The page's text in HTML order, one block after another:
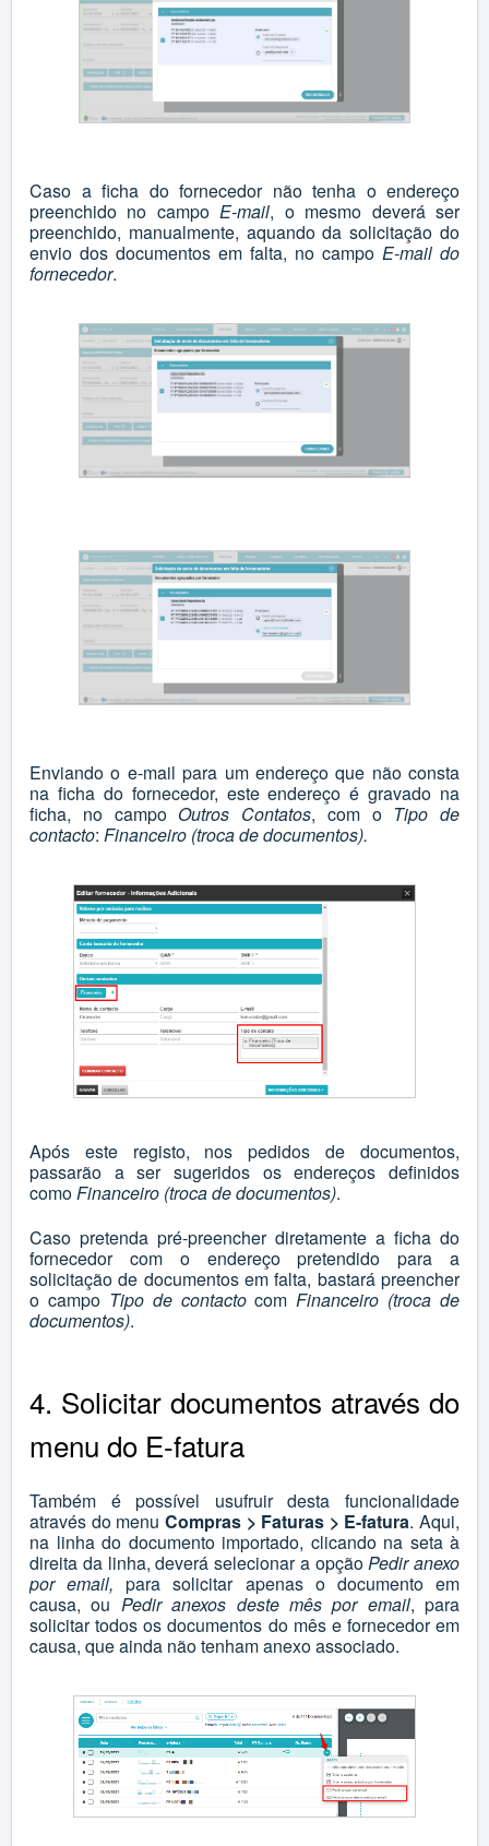
Caso a ficha do fornecedor não tenha o endereço
preenchido no campoE-mail, o mesmo deverá ser
preenchido, manualmente, aquando da solicitação do
envio dos documentos em falta, no campo E-mail do
fornecedor.
Enviando o e-mail para um endereço que não consta
na ficha do fornecedor, este endereço é gravado na
ficha, no campo Outros Contatos, com o Tipo de
contacto: Financeiro (troca de documentos).
Após este registo, nos pedidos de documentos,
passarão a ser sugeridos os endereços definidos
comoFinanceiro (troca de documentos).
Caso pretenda pré-preencher diretamente a ficha do
fornecedor com o endereço pretendido para a
solicitação de documentos em falta, bastará preencher
o campo Tipo de contactocomFinanceiro (troca de
documentos).
4. Solicitar documentos através do
menu do E-fatura
Também é possível usufruir desta funcionalidade
através do menu Compras > Faturas > E-fatura. Aqui,
na linha do documento importado, clicando na seta à
direita da linha, deverá selecionar a opçãoPedir anexo
por email,para solicitar apenas o documento em
causa, ou Pedir anexos deste mês por email, para
solicitar todos os documentos do mês e fornecedor em
causa, que ainda não tenham anexo associado.